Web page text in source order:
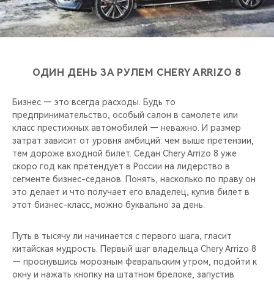
CHERY И СПОРТ
CHERY ДЛЯ ДЕТЕЙ
ОДИН ДЕНЬ ЗА РУЛЕМ CHERY ARRIZO 8
Бизнес — это всегда расходы. Будь то
предпринимательство, особый салон в самолете или
класс престижных автомобилей — неважно. И размер
затрат зависит от уровня амбиций: чем выше претензии,
тем дороже входной билет. Седан Chery Arrizo 8 уже
скоро год как претендует в России на лидерство в
сегменте бизнес-седанов. Понять, насколько по праву он
это делает и что получает его владелец, купив билет в
этот бизнес-класс, можно буквально за день.
Путь в тысячу ли начинается с первого шага, гласит
китайская мудрость. Первый шаг владельца Chery Arrizo 8
— проснувшись морозным февральским утром, подойти к
окну и нажать кнопку на штатном брелоке, запустив